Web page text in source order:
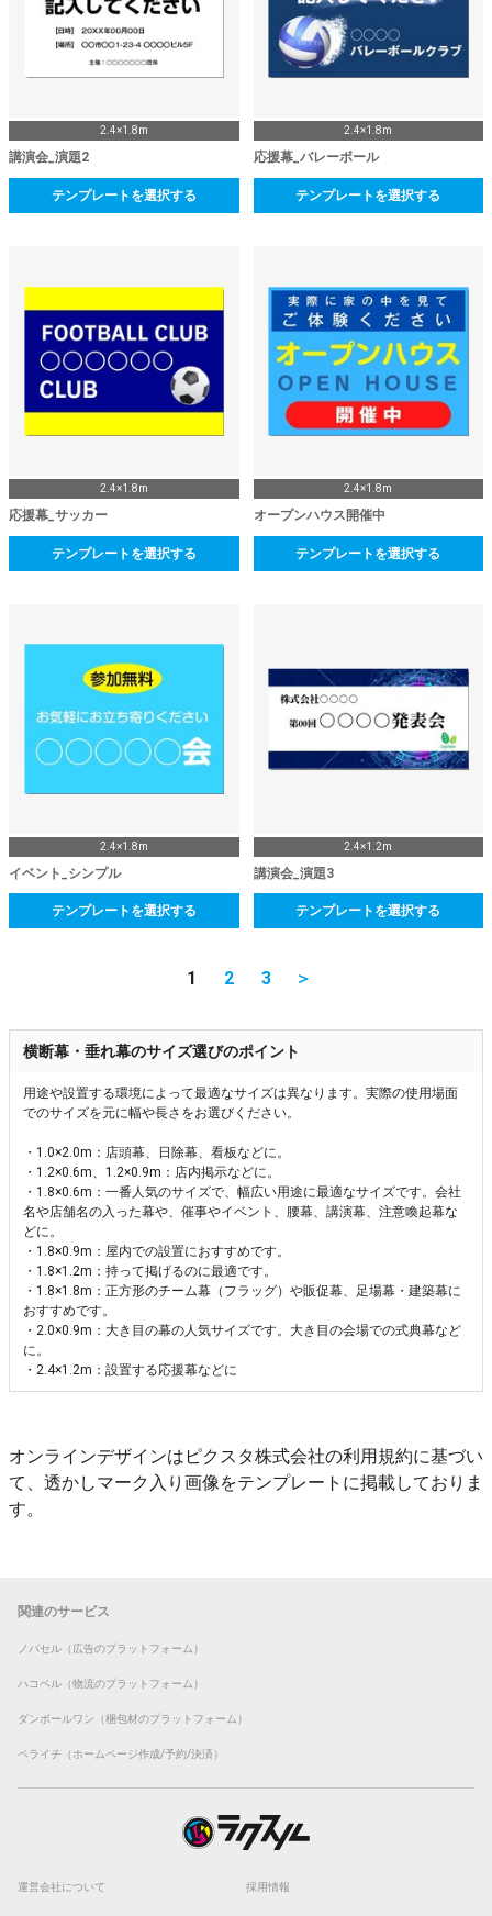
2.4×1.8m
講演会_演題2
テンプレートを選択する
2.4×1.8m
応援幕_バレーボール
テンプレートを選択する
2.4×1.8m
応援幕_サッカー
テンプレートを選択する
2.4×1.8m
オープンハウス開催中
テンプレートを選択する
2.4×1.8m
イベント_シンプル
テンプレートを選択する
2.4×1.2m
講演会_演題3
テンプレートを選択する
1 2 3 ＞
横断幕・垂れ幕のサイズ選びのポイント
用途や設置する環境によって最適なサイズは異なります。実際の使用場面
でのサイズを元に幅や長さをお選びください。
・1.0×2.0m：店頭幕、日除幕、看板などに。
・1.2×0.6m、1.2×0.9m：店内掲示などに。
・1.8×0.6m：一番人気のサイズで、幅広い用途に最適なサイズです。会社
名や店舗名の入った幕や、催事やイベント、腰幕、講演幕、注意喚起幕な
どに。
・1.8×0.9m：屋内での設置におすすめです。
・1.8×1.2m：持って掲げるのに最適です。
・1.8×1.8m：正方形のチーム幕（フラッグ）や販促幕、足場幕・建築幕に
おすすめです。
・2.0×0.9m：大き目の幕の人気サイズです。大き目の会場での式典幕など
に。
・2.4×1.2m：設置する応援幕などに
オンラインデザインはピクスタ株式会社の利用規約に基づい
て、透かしマーク入り画像をテンプレートに掲載しておりま
す。
関連のサービス
ノバセル（広告のプラットフォーム）
ハコベル（物流のプラットフォーム）
ダンボールワン（梱包材のプラットフォーム）
ペライチ（ホームページ作成/予約/決済）
運営会社について 採用情報